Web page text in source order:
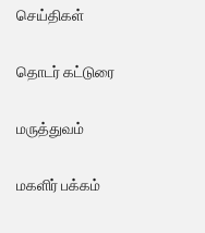
செய்திகள்
தொடர் கட்டுரை
மருத்துவம்
மகளிர் பக்கம்